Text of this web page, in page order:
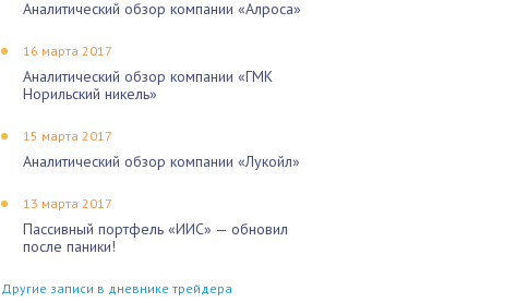
Аналитический обзор компании «Алроса»
16 марта 2017
Аналитический обзор компании «ГМК
Норильский никель»
15 марта 2017
Аналитический обзор компании «Лукойл»
13 марта 2017
Пассивный портфель «ИИС» — обновил
после паники!
Другие записи в дневнике трейдера